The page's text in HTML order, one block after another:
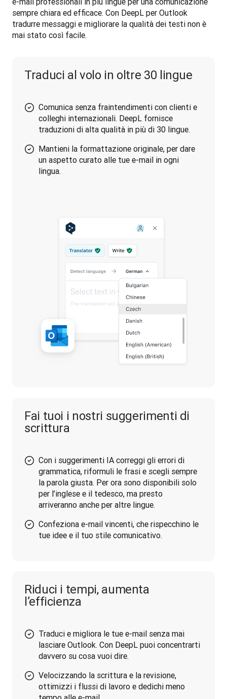
sempre chiara ed efficace. Con DeepL per Outlook
tradurre messaggi e migliorare la qualità dei testi non è
mai stato così facile.
Traduci al volo in oltre 30 lingue
Comunica senza fraintendimenti con clienti e
colleghi internazionali. DeepL fornisce
traduzioni di alta qualità in più di 30 lingue.
Mantieni la formattazione originale, per dare
un aspetto curato alle tue e-mail in ogni
lingua.
Fai tuoi i nostri suggerimenti di
scrittura
Con i suggerimenti IA correggi gli errori di
grammatica, riformuli le frasi e scegli sempre
la parola giusta. Per ora sono disponibili solo
per l’inglese e il tedesco, ma presto
arriveranno anche per altre lingue.
Confeziona e-mail vincenti, che rispecchino le
tue idee e il tuo stile comunicativo.
Riduci i tempi, aumenta
l’efficienza
Traduci e migliora le tue e-mail senza mai
lasciare Outlook. Con DeepL puoi concentrarti
davvero su cosa vuoi dire.
Velocizzando la scrittura e la revisione,
ottimizzi i flussi di lavoro e dedichi meno